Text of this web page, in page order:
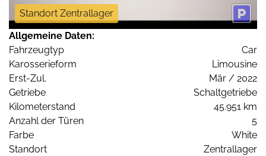
Standort Zentrallager
Allgemeine Daten:
Fahrzeugtyp
Car
Karosserieform
Limousine
Erst-Zul.
Mär / 2022
Getriebe
Schaltgetriebe
Kilometerstand
45.951 km
Anzahl der Türen
5
Farbe
White
Standort
Zentrallager